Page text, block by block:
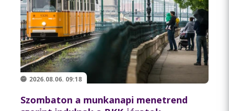
2026.08.06. 09:18
Szombaton a munkanapi menetrend